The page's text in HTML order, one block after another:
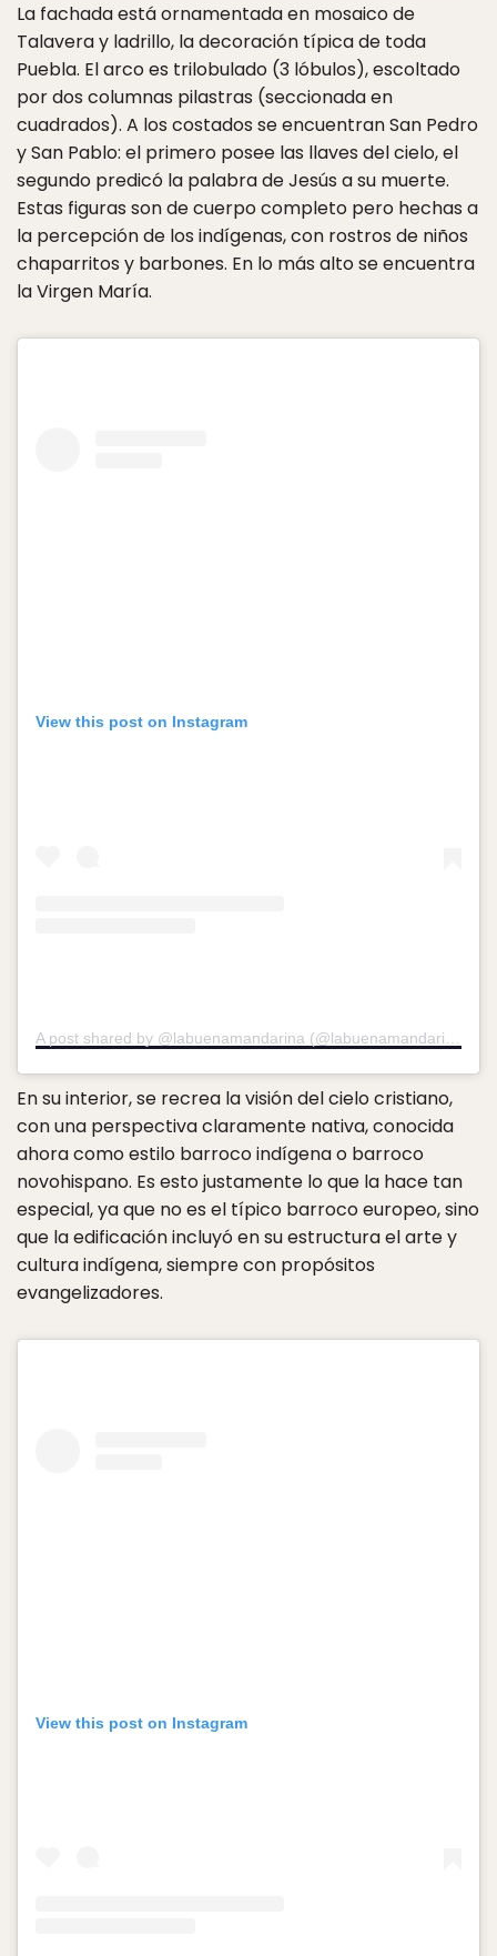
La fachada está ornamentada en mosaico de
Talavera y ladrillo, la decoración típica de toda
Puebla. El arco es trilobulado (3 lóbulos), escoltado
por dos columnas pilastras (seccionada en
cuadrados). A los costados se encuentran San Pedro
y San Pablo: el primero posee las llaves del cielo, el
segundo predicó la palabra de Jesús a su muerte.
Estas figuras son de cuerpo completo pero hechas a
la percepción de los indígenas, con rostros de niños
chaparritos y barbones. En lo más alto se encuentra
la Virgen María.
View this post on Instagram
En su interior, se recrea la visión del cielo cristiano,
con una perspectiva claramente nativa, conocida
ahora como estilo barroco indígena o barroco
novohispano. Es esto justamente lo que la hace tan
especial, ya que no es el típico barroco europeo, sino
que la edificación incluyó en su estructura el arte y
cultura indígena, siempre con propósitos
evangelizadores.
View this post on Instagram